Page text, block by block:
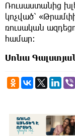
Ռուսաստանից
կոչված՝
ռուսական
համար։
Սոնա